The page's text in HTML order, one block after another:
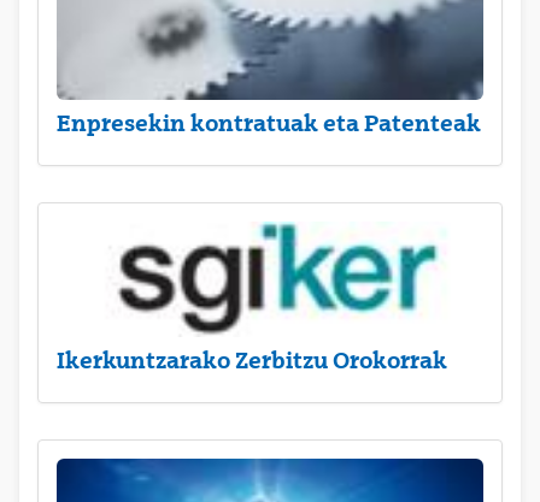
Enpresekin kontratuak eta Patenteak
Ikerkuntzarako Zerbitzu Orokorrak